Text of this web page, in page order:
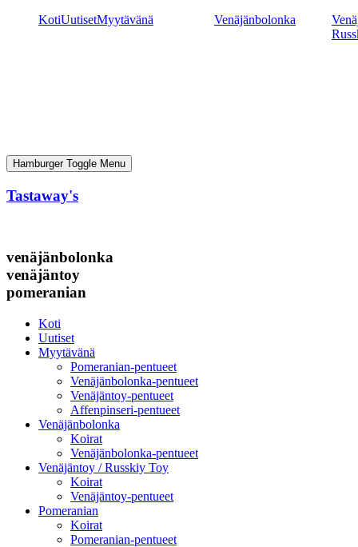
KotiUutisetMyytävänä Venäjänbolonka
Hamburger Toggle Menu
Tastaway's
venäjänbolonka
venäjäntoy
pomeranian
Koti
Uutiset
Myytävänä
Pomeranian-pentueet
Venäjänbolonka-pentueet
Venäjäntoy-pentueet
Affenpinseri-pentueet
Venäjänbolonka
Koirat
Venäjänbolonka-pentueet
Venäjäntoy / Russkiy Toy
Koirat
Venäjäntoy-pentueet
Pomeranian
Koirat
Pomeranian-pentueet